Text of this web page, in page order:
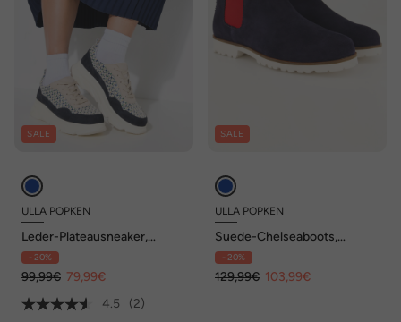
SALE
ULLA POPKEN
Leder-Plateausneaker,
Wechselfußbett, Weite H
- 20%
99,99€ 79,99€
4.5
(2)
SALE
ULLA POPKEN
Suede-Chelseaboots,
Wechselfußbett, Weite H
- 20%
129,99€ 103,99€